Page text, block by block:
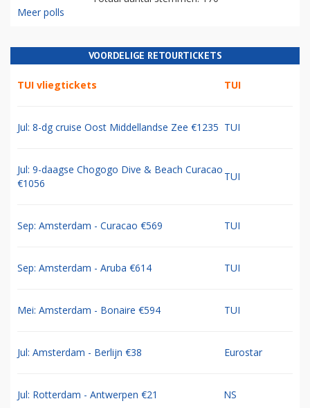
Meer polls
VOORDELIGE RETOURTICKETS
TUI vliegtickets TUI
Jul: 8-dg cruise Oost Middellandse Zee €1235 TUI
Jul: 9-daagse Chogogo Dive & Beach Curacao
€1056
TUI
Sep: Amsterdam - Curacao €569 TUI
Sep: Amsterdam - Aruba €614 TUI
Mei: Amsterdam - Bonaire €594 TUI
Jul: Amsterdam - Berlijn €38 Eurostar
Jul: Rotterdam - Antwerpen €21 NS